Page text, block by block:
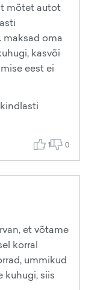
mõtet autot
maksad oma
kasvõi
eest ei
1 0
et võtame
korral
ummikud
kuhugi, siis